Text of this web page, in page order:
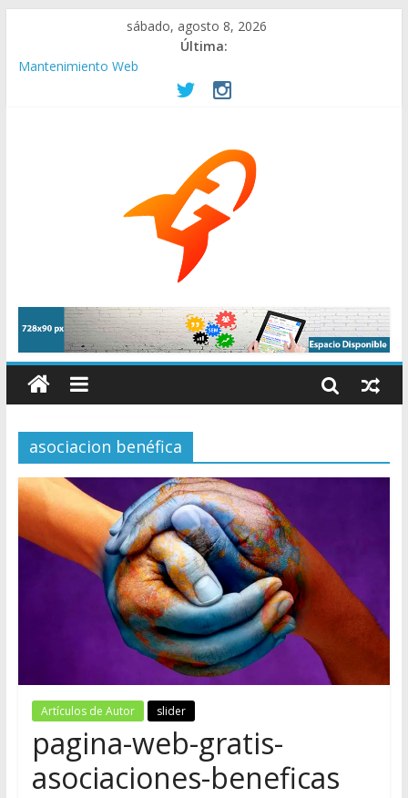
sábado, agosto 8, 2026
Última:
Mantenimiento Web
pagina-web-gratis-asociaciones-beneficas
La elección de compañías de Internet es fundamental para tu
¿Por qué contratar una buena agencia de Branding?
asociacion benéfica
Artículos de Autor slider
pagina-web-gratis-
asociaciones-beneficas